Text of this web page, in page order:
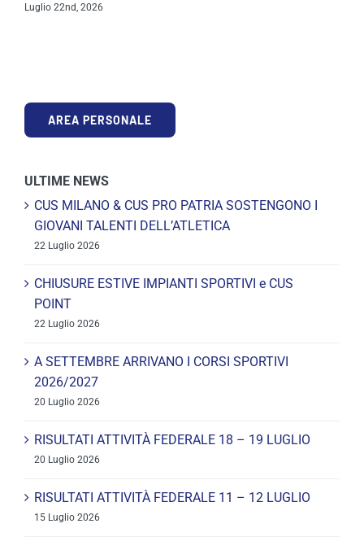
Luglio 22nd, 2026
AREA PERSONALE
ULTIME NEWS
CUS MILANO & CUS PRO PATRIA SOSTENGONO I
GIOVANI TALENTI DELL’ATLETICA
22 Luglio 2026
CHIUSURE ESTIVE IMPIANTI SPORTIVI e CUS
POINT
22 Luglio 2026
A SETTEMBRE ARRIVANO I CORSI SPORTIVI
2026/2027
20 Luglio 2026
RISULTATI ATTIVITÀ FEDERALE 18 – 19 LUGLIO
20 Luglio 2026
RISULTATI ATTIVITÀ FEDERALE 11 – 12 LUGLIO
15 Luglio 2026